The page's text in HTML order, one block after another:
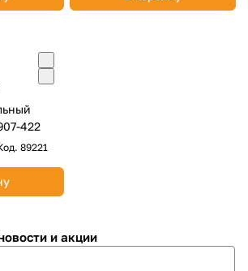
422
89221
и акции